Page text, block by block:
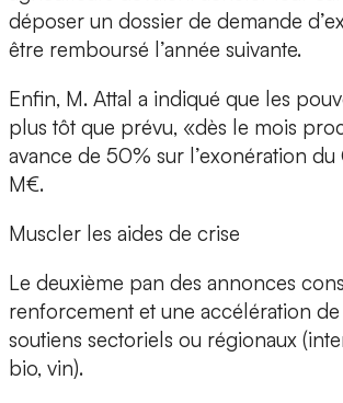
déposer un dossier de demande
être remboursé l’année suivante.
Enfin, M. Attal a indiqué que les
plus tôt que prévu, «dès le mois
avance de 50% sur l’exonération du
M€.
Muscler les aides de crise
Le deuxième pan des annonces
renforcement et une accélération
soutiens sectoriels ou régionaux
bio, vin).